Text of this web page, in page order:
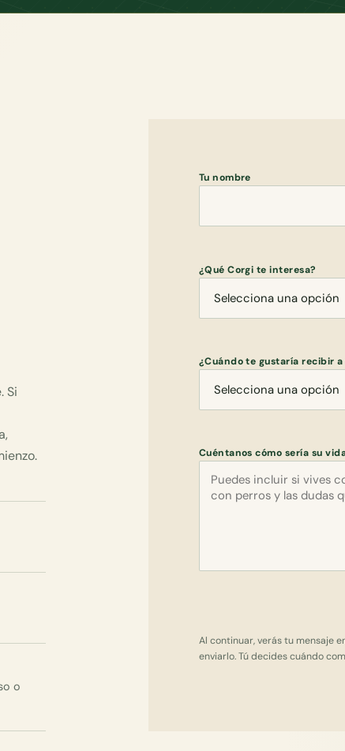
Si
o
Tu nombre
¿Qué Corgi te interesa?
¿Cuándo te gustaría recibir a
Cuéntanos cómo sería su
Al continuar, verás tu mensaje
enviarlo. Tú decides cuándo